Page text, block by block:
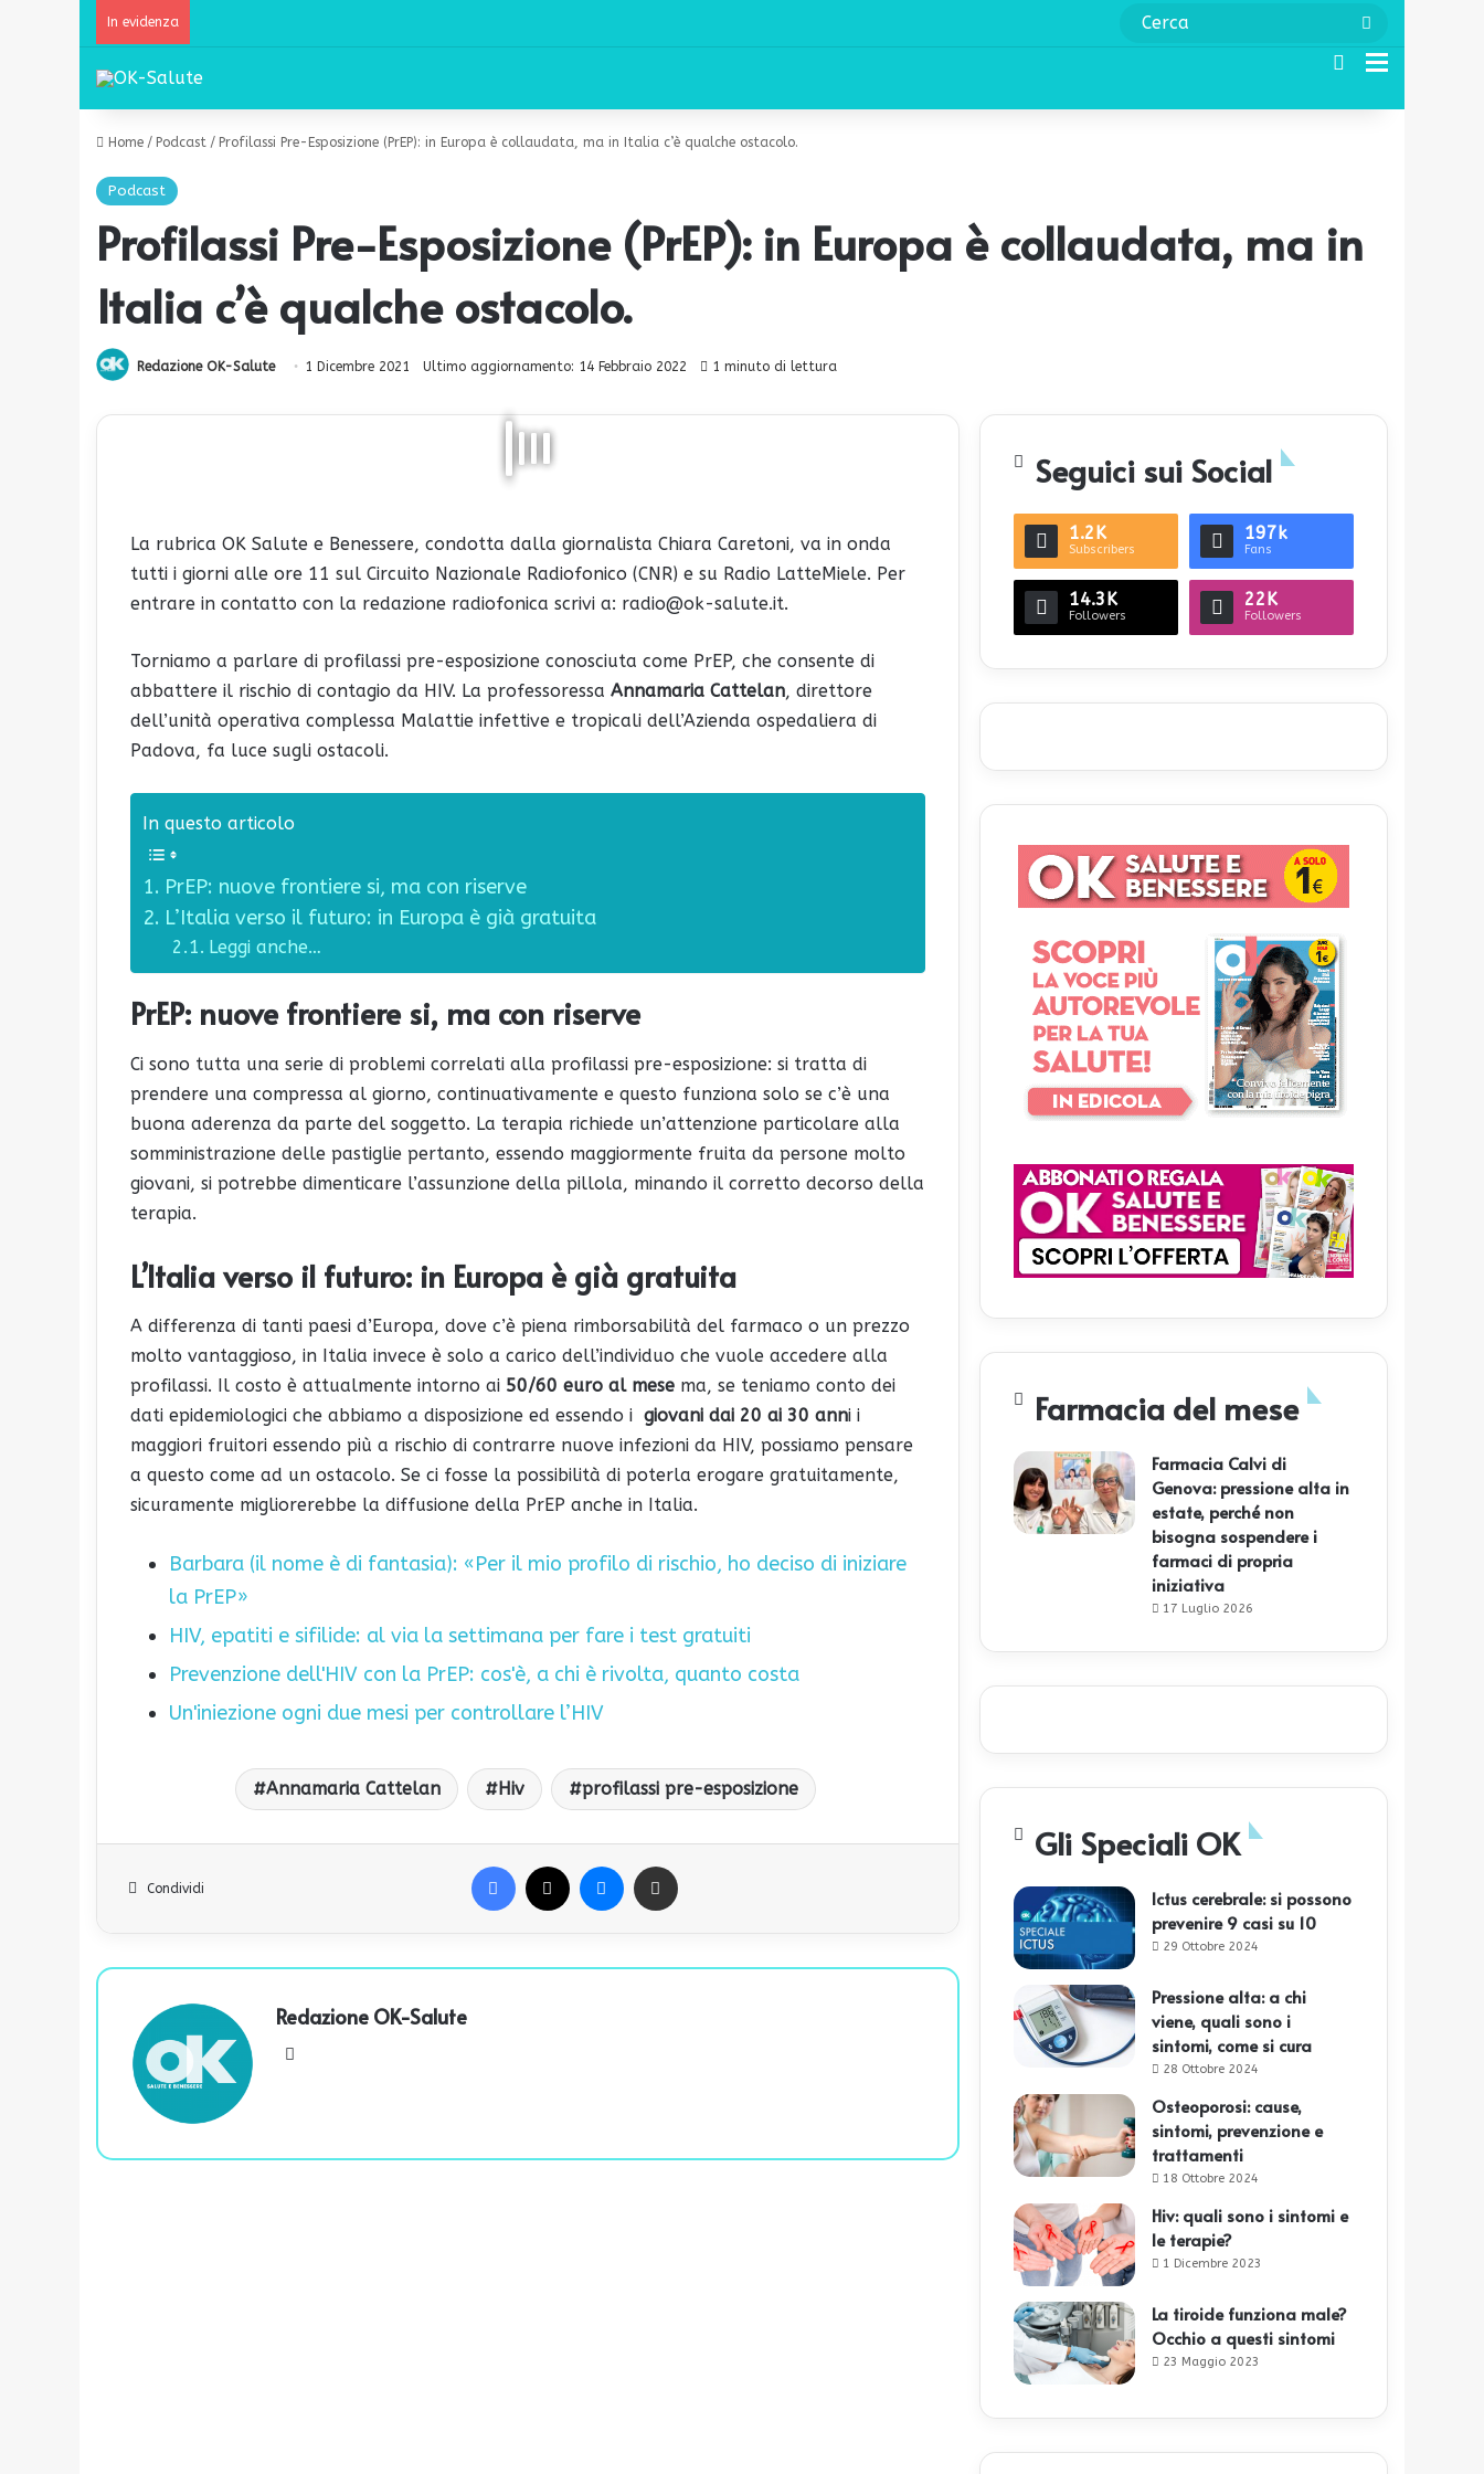
In evidenza
Cerca
Home / Podcast / Profilassi Pre-Esposizione (PrEP): in Europa è collaudata, ma in Italia c’è qualche ostacolo.
Podcast
Profilassi Pre-Esposizione (PrEP): in Europa è collaudata, ma in
Italia c’è qualche ostacolo.
Redazione OK-Salute 1 Dicembre 2021 Ultimo aggiornamento: 14 Febbraio 2022 1 minuto di lettura
La rubrica OK Salute e Benessere, condotta dalla giornalista Chiara Caretoni, va in onda
tutti i giorni alle ore 11 sul Circuito Nazionale Radiofonico (CNR) e su Radio LatteMiele. Per
entrare in contatto con la redazione radiofonica scrivi a: radio@ok-salute.it.
Torniamo a parlare di profilassi pre-esposizione conosciuta come PrEP, che consente di
abbattere il rischio di contagio da HIV. La professoressa Annamaria Cattelan, direttore
dell’unità operativa complessa Malattie infettive e tropicali dell’Azienda ospedaliera di
Padova, fa luce sugli ostacoli.
In questo articolo
PrEP: nuove frontiere si, ma con riserve
L’Italia verso il futuro: in Europa è già gratuita
Leggi anche…
PrEP: nuove frontiere si, ma con riserve
Ci sono tutta una serie di problemi correlati alla profilassi pre-esposizione: si tratta di
prendere una compressa al giorno, continuativamente e questo funziona solo se c’è una
buona aderenza da parte del soggetto. La terapia richiede un’attenzione particolare alla
somministrazione delle pastiglie pertanto, essendo maggiormente fruita da persone molto
giovani, si potrebbe dimenticare l’assunzione della pillola, minando il corretto decorso della
terapia.
L’Italia verso il futuro: in Europa è già gratuita
A differenza di tanti paesi d’Europa, dove c’è piena rimborsabilità del farmaco o un prezzo
molto vantaggioso, in Italia invece è solo a carico dell’individuo che vuole accedere alla
profilassi. Il costo è attualmente intorno ai 50/60 euro al mese ma, se teniamo conto dei
dati epidemiologici che abbiamo a disposizione ed essendo i giovani dai 20 ai 30 anni i
maggiori fruitori essendo più a rischio di contrarre nuove infezioni da HIV, possiamo pensare
a questo come ad un ostacolo. Se ci fosse la possibilità di poterla erogare gratuitamente,
sicuramente migliorerebbe la diffusione della PrEP anche in Italia.
Barbara (il nome è di fantasia): «Per il mio profilo di rischio, ho deciso di iniziare
la PrEP»
HIV, epatiti e sifilide: al via la settimana per fare i test gratuiti
Prevenzione dell'HIV con la PrEP: cos'è, a chi è rivolta, quanto costa
Un'iniezione ogni due mesi per controllare l’HIV
Annamaria Cattelan Hiv profilassi pre-esposizione
Condividi
Redazione OK-Salute
Seguici sui Social
1.2K
Subscribers
197k
Fans
14.3K
Followers
22K
Followers
Farmacia del mese
Farmacia Calvi di
Genova: pressione alta in
estate, perché non
bisogna sospendere i
farmaci di propria
iniziativa
17 Luglio 2026
Gli Speciali OK
Ictus cerebrale: si possono
prevenire 9 casi su 10
29 Ottobre 2024
Pressione alta: a chi
viene, quali sono i
sintomi, come si cura
28 Ottobre 2024
Osteoporosi: cause,
sintomi, prevenzione e
trattamenti
18 Ottobre 2024
Hiv: quali sono i sintomi e
le terapie?
1 Dicembre 2023
La tiroide funziona male?
Occhio a questi sintomi
23 Maggio 2023